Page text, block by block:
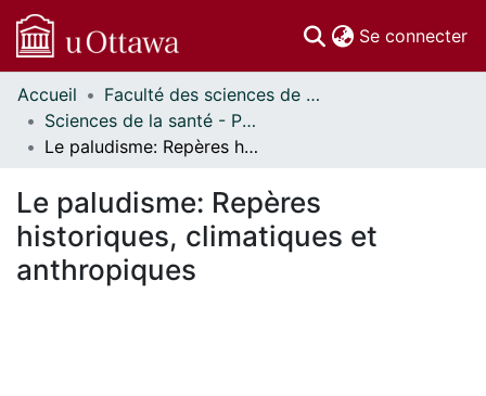
Se connecter
Communautés
et collections
Parcourir
À propos
Accueil
Faculté des sciences de la santé // Faculty of Health Sciences
Sciences de la santé - Publications // Health Sciences - Publications
Le paludisme: Repères historiques, climatiques et anthropiques
Le paludisme: Repères
historiques, climatiques et
anthropiques